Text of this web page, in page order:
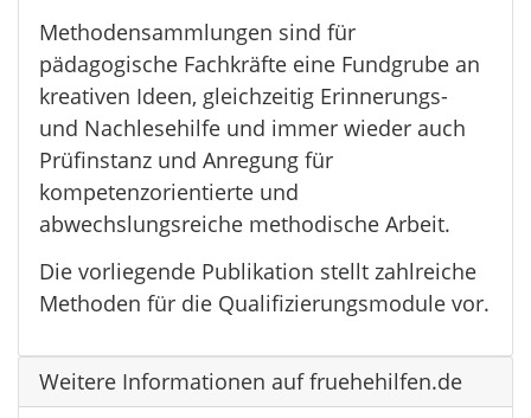
Methodensammlungen sind für
pädagogische Fachkräfte eine Fundgrube an
kreativen Ideen, gleichzeitig Erinnerungs-
und Nachlesehilfe und immer wieder auch
Prüfinstanz und Anregung für
kompetenzorientierte und
abwechslungsreiche methodische Arbeit.
Die vorliegende Publikation stellt zahlreiche
Methoden für die Qualifizierungsmodule vor.
Weitere Informationen auf fruehehilfen.de